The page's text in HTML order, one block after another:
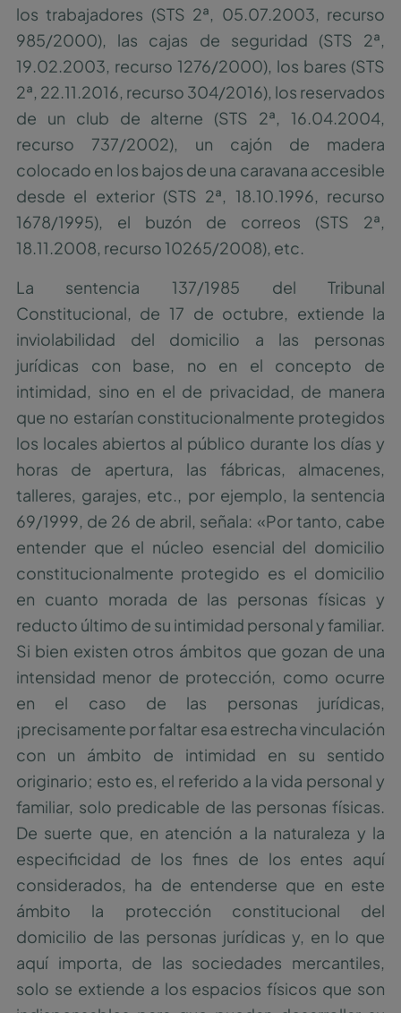
los trabajadores (STS 2ª, 05.07.2003, recurso
985/2000), las cajas de seguridad (STS 2ª,
19.02.2003, recurso 1276/2000), los bares (STS
2ª, 22.11.2016, recurso 304/2016), los reservados
de un club de alterne (STS 2ª, 16.04.2004,
recurso 737/2002), un cajón de madera
colocado en los bajos de una caravana accesible
desde el exterior (STS 2ª, 18.10.1996, recurso
1678/1995), el buzón de correos (STS 2ª,
18.11.2008, recurso 10265/2008), etc.
La sentencia 137/1985 del Tribunal
Constitucional, de 17 de octubre, extiende la
inviolabilidad del domicilio a las personas
jurídicas con base, no en el concepto de
intimidad, sino en el de privacidad, de manera
que no estarían constitucionalmente protegidos
los locales abiertos al público durante los días y
horas de apertura, las fábricas, almacenes,
talleres, garajes, etc., por ejemplo, la sentencia
69/1999, de 26 de abril, señala: «Por tanto, cabe
entender que el núcleo esencial del domicilio
constitucionalmente protegido es el domicilio
en cuanto morada de las personas físicas y
reducto último de su intimidad personal y familiar.
Si bien existen otros ámbitos que gozan de una
intensidad menor de protección, como ocurre
en el caso de las personas jurídicas,
¡precisamente por faltar esa estrecha vinculación
con un ámbito de intimidad en su sentido
originario; esto es, el referido a la vida personal y
familiar, solo predicable de las personas físicas.
De suerte que, en atención a la naturaleza y la
especificidad de los fines de los entes aquí
considerados, ha de entenderse que en este
ámbito la protección constitucional del
domicilio de las personas jurídicas y, en lo que
aquí importa, de las sociedades mercantiles,
solo se extiende a los espacios físicos que son